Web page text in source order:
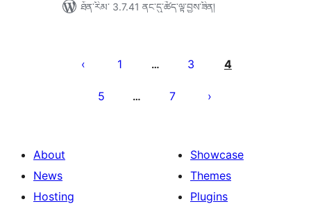
ཐོན་རིམ་ 3.7.41 ནང་དུ་ཚོད་ལྟ་བྱས་ཟིན།
pagination
1 … 3 4
5 … 7
About
News
Hosting
Showcase
Themes
Plugins